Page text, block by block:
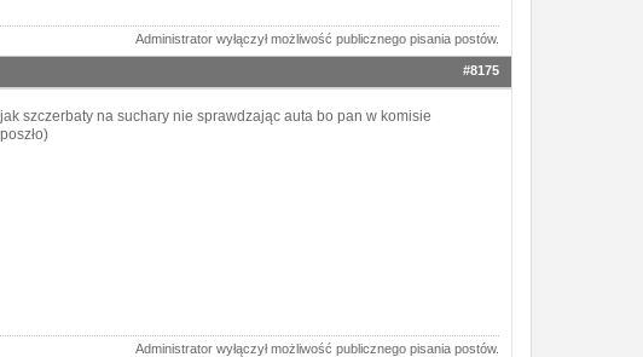
Administrator wyłączył możliwość publicznego pisania postów.
#8175
szczerbaty na suchary nie sprawdzając auta bo pan w komisie
Administrator wyłączył możliwość publicznego pisania postów.